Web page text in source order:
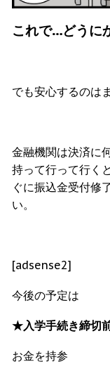
これで…どうに
でも安心するのは
金融機関は決済に
持って行って行く
ぐに振込金受付修
い。
[adsense2]
今後の予定は
★入学手続き締切
お金を持参